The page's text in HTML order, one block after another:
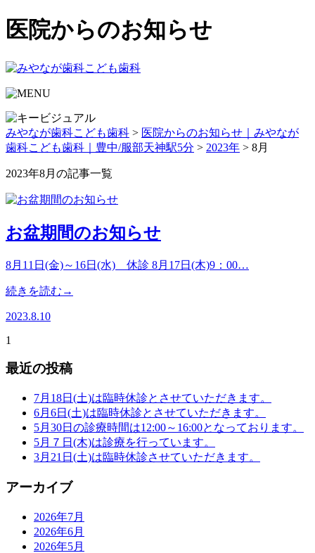
医院からのお知らせ
みやなが歯科こども歯科 > 医院からのお知らせ｜みやなが
歯科こども歯科｜豊中/服部天神駅5分 > 2023年 > 8月
2023年8月の記事一覧
お盆期間のお知らせ
8月11日(金)～16日(水) 休診 8月17日(木)9：00…
続きを読む→
2023.8.10
1
最近の投稿
7月18日(土)は臨時休診とさせていただきます。
6月6日(土)は臨時休診とさせていただきます。
5月30日の診療時間は12:00～16:00となっております。
5月７日(木)は診療を行っています。
3月21日(土)は臨時休診させていただきます。
アーカイブ
2026年7月
2026年6月
2026年5月